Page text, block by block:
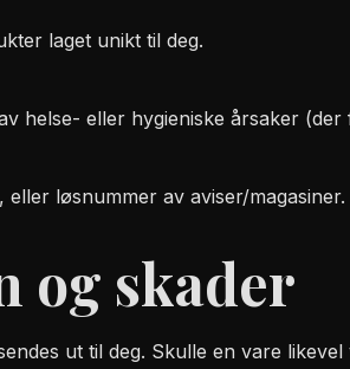
laget unikt til deg.
helse- eller hygieniske årsaker
løsnummer av aviser/magasiner.
og skader
ut til deg. Skulle en vare